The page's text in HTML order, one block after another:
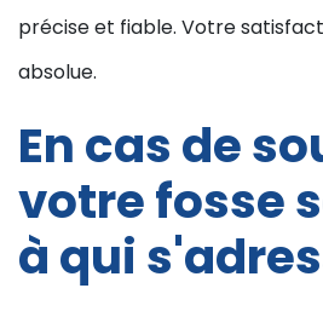
précise et fiable. Votre
absolue.
En cas de
votre fosse
à qui